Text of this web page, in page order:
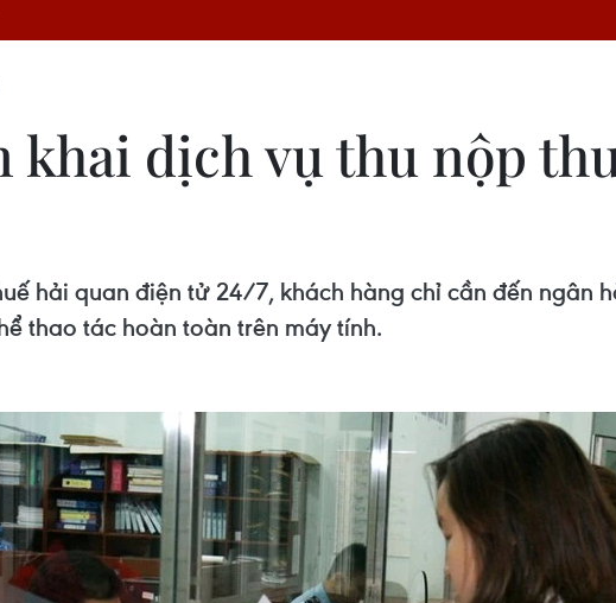
khai dịch vụ thu nộp
hải quan điện tử 24/7, khách hàng chỉ cần đến ngân
thao tác hoàn toàn trên máy tính.